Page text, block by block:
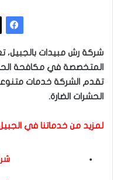
شركة رش مبيدات بالجبيل،
المتخصصة في مكافحة
تقدم الشركة خدمات
الحشرات الضارة.
لمزيد من خدماتنا في